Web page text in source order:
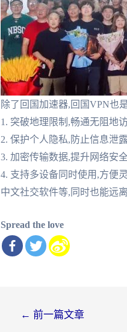
除了回国加速器,回国VPN也
1. 突破地理限制,畅通无阻地
2. 保护个人隐私,防止信息泄
3. 加密传输数据,提升网络安
4. 支持多设备同时使用,方便
中文社交软件等,同时也能远
Spread the love
← 前一篇文章